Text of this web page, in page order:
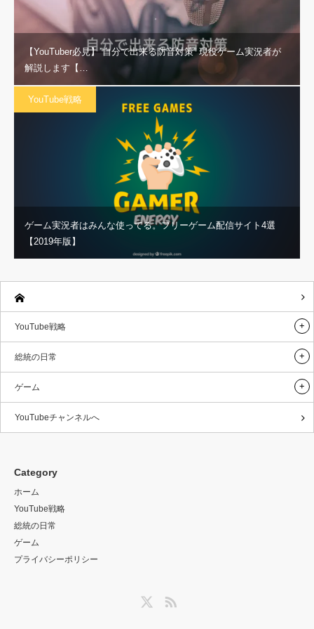
【YouTuber必見】”自分で出来る防音対策” 現役ゲーム実況者が
解説します【…
YouTube戦略
ゲーム実況者はみんな使ってる。フリーゲーム配信サイト4選
【2019年版】
YouTube戦略
総統の日常
ゲーム
YouTubeチャンネルへ
Category
ホーム
YouTube戦略
総統の日常
ゲーム
プライバシーポリシー